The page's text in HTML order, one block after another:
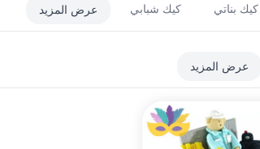
كيك بناتي كيك شبابي عرض المزيد
عرض المزيد